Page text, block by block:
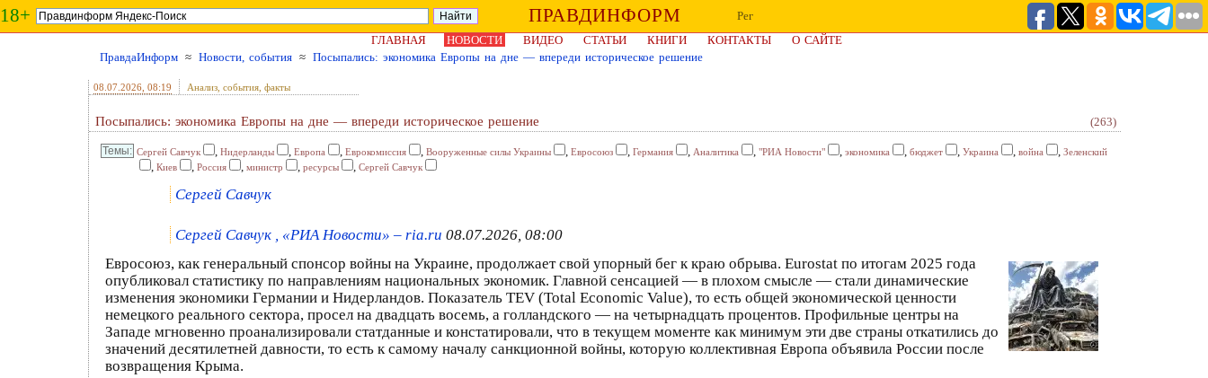
18+ ПРАВДИНФОРМ
Рег
ГЛАВНАЯ
НОВОСТИ ВИДЕО СТАТЬИ КНИГИ КОНТАКТЫ
О САЙТЕ
ПравдаИнформ ≈ Новости, события ≈ Посыпались: экономика Европы на дне — впереди историческое решение
08.07.2026 , 08:19 Анализ, события, факты
Посыпались: экономика Европы на дне — впереди историческое решение (263)
Сергей Савчук , Нидерланды , Европа , Еврокомиссия , Вооруженные силы Украины , Евросоюз , Германия , Аналитика , "РИА Новости" , экономика , бюджет , Украина , война , Зеленский
, Киев , Россия , министр , ресурсы , Сергей Савчук
Сергей Савчук
Сергей Савчук , «РИА Новости» – ria.ru 08.07.2026, 08:00
Евросоюз, как генеральный спонсор войны на Украине, продолжает свой упорный бег к краю обрыва. Eurostat по итогам 2025 года
опубликовал статистику по направлениям национальных экономик. Главной сенсацией — в плохом смысле — стали динамические
изменения экономики Германии и Нидерландов. Показатель TEV (Total Economic Value), то есть общей экономической ценности
немецкого реального сектора, просел на двадцать восемь, а голландского — на четырнадцать процентов. Профильные центры на
Западе мгновенно проанализировали статданные и констатировали, что в текущем моменте как минимум эти две страны откатились до
значений десятилетней давности, то есть к самому началу санкционной войны, которую коллективная Европа объявила России после
возвращения Крыма.